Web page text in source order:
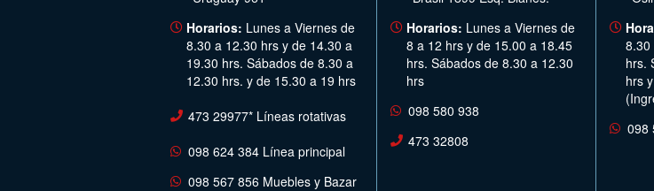
Horarios: Lunes a Viernes de
8.30 a 12.30 hrs y de 14.30 a
19.30 hrs. Sábados de 8.30 a
12.30 hrs. y de 15.30 a 19 hrs
473 29977* Líneas rotativas
098 624 384 Línea principal
098 567 856 Muebles y Bazar
Horarios: Lunes a Viernes de
8 a 12 hrs y de 15.00 a 18.45
hrs. Sábados de 8.30 a 12.30
hrs
098 580 938
473 32808
8.30
hrs.
hrs
098